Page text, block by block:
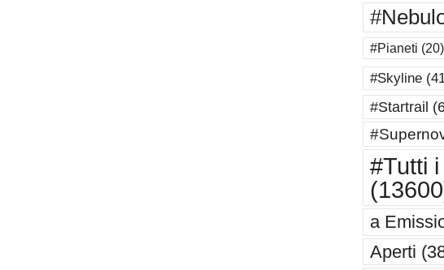
#Pianeti (20)
#Skyline
#Startrail
#Tutti
a
Aperti